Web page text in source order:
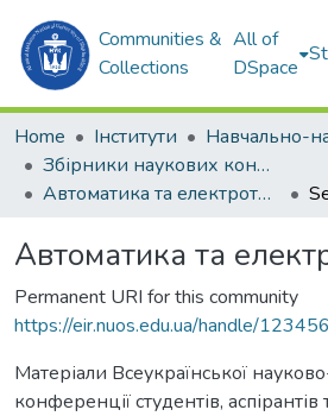
Communities &
Collections
All of
DSpace
Home Інститути
Збірники наукових конференцій (ННІАЕ)
Автоматика та електротехніка
Автоматика та
Permanent URI for this community
https://eir.nuos.edu.ua/handle/
Матеріали Всеукраїнської
конференції студентів,